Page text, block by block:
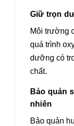
Giữ trọn
Môi trường
quá trình
dưỡng có
chất.
Bảo quản
nhiên
Bảo quản